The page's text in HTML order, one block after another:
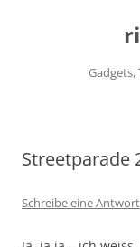
Gadgets,
Streetparade
Schreibe eine Antwort